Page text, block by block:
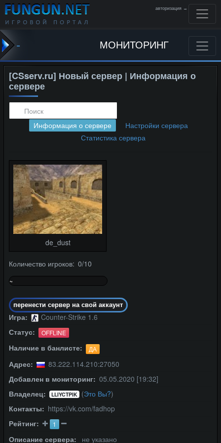
авторизация →
- МОНИТОРИНГ
[CSserv.ru] Новый сервер | Информация о
сервере
Информация о сервере
Настройки сервера
Статистика сервера
de_dust
Количество игроков: 0/10
~
перенести сервер на свой аккаунт
Игра:
Counter-Strike 1.6
Статус:
OFFLINE
Наличие в банлисте: ДА
Адрес:
83.222.114.210:27050
Добавлен в мониторинг: 05.05.2020 [19:32]
Владелец:
LLIYCTPIK (Это Вы?)
Контакты: https://vk.com/fadhop
Рейтинг:
1
Описание сервера: не указано